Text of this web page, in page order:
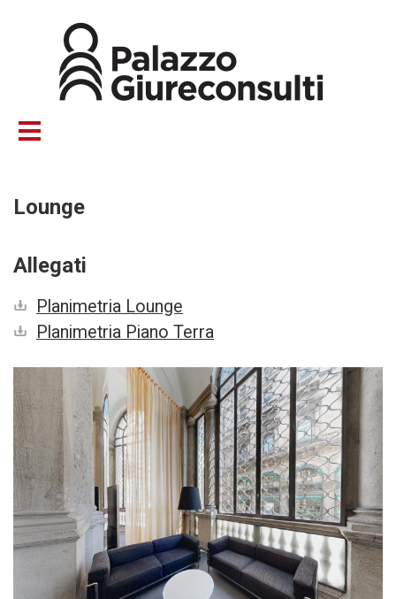
contenuto
principale
Lounge
Allegati
Planimetria Lounge
Planimetria Piano Terra